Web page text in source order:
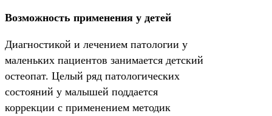
Возможность применения у детей
Диагностикой и лечением патологии у
маленьких пациентов занимается детский
остеопат. Целый ряд патологических
состояний у малышей поддается
коррекции с применением методик